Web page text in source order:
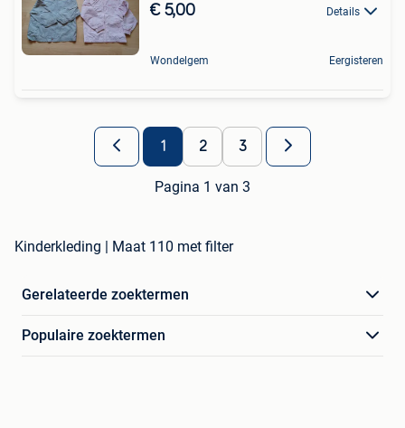
€ 5,00 Details
Wondelgem Eergisteren
1 2 3
Pagina 1 van 3
Kinderkleding | Maat 110 met filter
Gerelateerde zoektermen
Populaire zoektermen